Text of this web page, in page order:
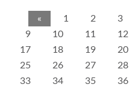
« 1 2 3
9
10 11 12
17
18 19 20
25
26 27 28
33
34 35 36